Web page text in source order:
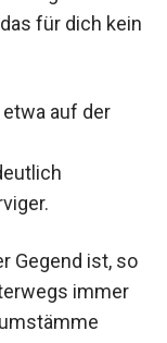
für dich kein
auf der
Gegend ist, so
immer